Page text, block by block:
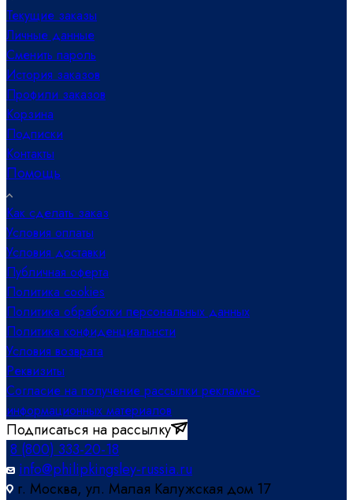
Текущие заказы
Личные данные
Сменить пароль
История заказов
Профили заказов
Корзина
Подписки
Контакты
Помощь
Как сделать заказ
Условия оплаты
Условия доставки
Публичная оферта
Политика cookies
Политика обработки персональных данных
Политика конфиденциальнсти
Условия возврата
Реквизиты
Согласие на получение рассылки рекламно-
информационных материалов
Подписаться на рассылку
8 (800) 333-20-18
info@philipkingsley-russia.ru
г. Москва, ул. Малая Калужская дом 17